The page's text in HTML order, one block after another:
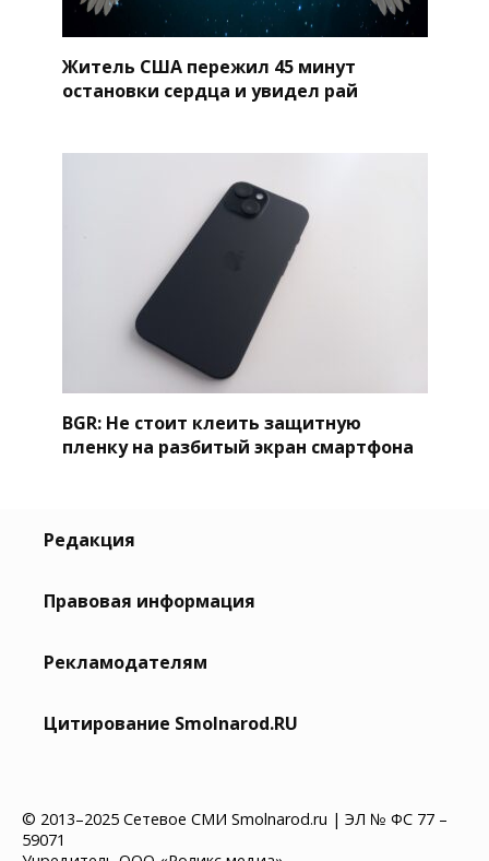
Житель США пережил 45 минут
остановки сердца и увидел рай
BGR: Не стоит клеить защитную
пленку на разбитый экран смартфона
Редакция
Правовая информация
Рекламодателям
Цитирование Smolnarod.RU
© 2013–2025 Сетевое СМИ Smolnarod.ru | ЭЛ № ФС 77 –
59071